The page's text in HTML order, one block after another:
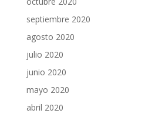
septiembre 2020
agosto 2020
julio 2020
junio 2020
mayo 2020
abril 2020